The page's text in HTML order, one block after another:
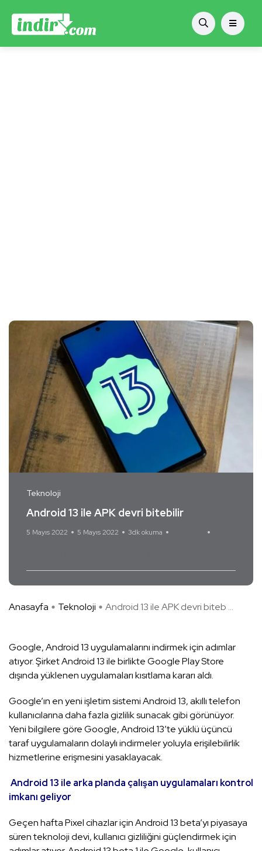
Teknoloji
Android 13 ile APK devri bitebilir
5 Mayıs 2022 5 Mayıs 2022 3dk okuma
Anasayfa Teknoloji Android 13 ile APK devri biteb ...
Google, Android 13 uygulamalarını indirmek için adımlar
atıyor. Şirket Android 13 ile birlikte Google Play Store
dışında yüklenen uygulamaları kısıtlama kararı aldı.
Google’ın en yeni işletim sistemi Android 13, akıllı telefon
kullanıcılarına daha fazla gizlilik sunacak gibi görünüyor.
Yeni bilgilere göre Google, Android 13’te yüklü üçüncü
taraf uygulamaların dolaylı indirmeler yoluyla erişilebilirlik
hizmetlerine erişmesini yasaklayacak.
Android 13 ile arka planda çalışan uygulamaları kontrol
imkanı geliyor
Geçen hafta Pixel cihazlar için Android 13 beta’yı piyasaya
süren teknoloji devi, kullanıcı gizliliğini güçlendirmek için